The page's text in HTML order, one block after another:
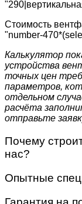
Стоимость
"number-
Калькулятор
устройства
точных цен
параметров,
отдельном
расчёта
отправьте
Почему
нас?
Опытные